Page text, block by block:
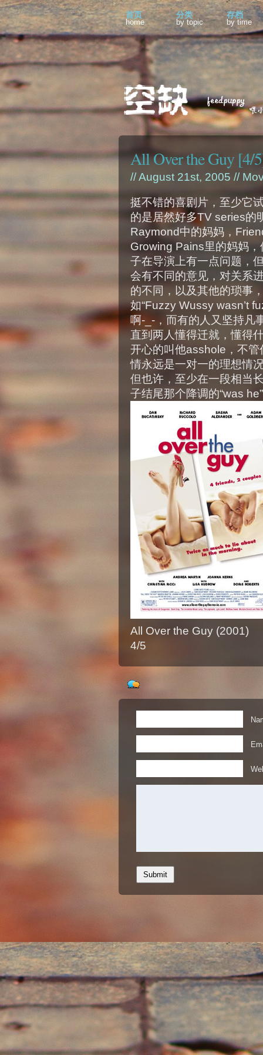
首页
home
分类
by topic
存档
by time
All Over the Guy [4/
// August 21st, 2005 //
挺不错的喜剧片，至少它
的是居然好多TV series的
Raymond中的妈妈，
Growing Pains里的妈妈
子在导演上有一点问题，
会有不同的意见，对关系
的不同，以及其他的琐事
如“Fuzzy Wussy wasn’t
啊-_-，而有的人又坚持凡
直到两人懂得迁就，懂得
开心的叫他asshole，不
情永远是一对一的理想情
但也许，至少在一段相当
子结尾那个降调的“was
All Over the Guy (2001)
4/5